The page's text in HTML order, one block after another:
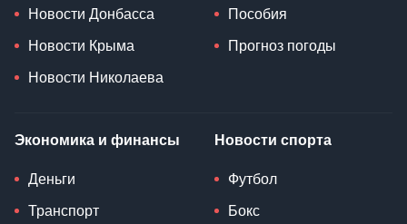
Новости Донбасса
Новости Крыма
Новости Николаева
Пособия
Прогноз погоды
Экономика и финансы
Деньги
Транспорт
Новости спорта
Футбол
Бокс